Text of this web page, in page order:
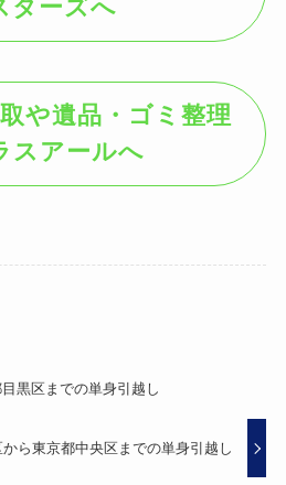
ターズへ
や遺品・ゴミ整理
スアールへ
黒区までの単身引越し
ら東京都中央区までの単身引越し